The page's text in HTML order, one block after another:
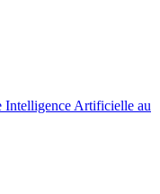
Intelligence Artificielle au